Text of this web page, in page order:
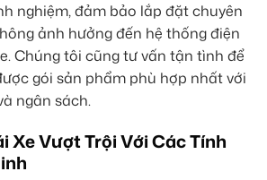
nghiệm, đảm bảo lắp đặt chuyên
ảnh hưởng đến hệ thống điện
Chúng tôi cũng tư vấn tận tình để
gói sản phẩm phù hợp nhất với
ngân sách.
Xe Vượt Trội Với Các Tính